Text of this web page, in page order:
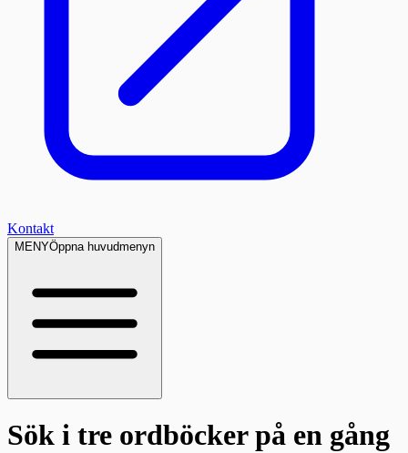
Kontakt
MENYÖppna huvudmenyn
Sök i tre ordböckerpå en gång